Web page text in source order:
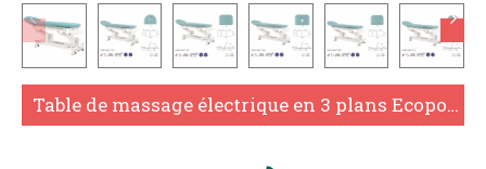
Table de massage électrique en 3 plans Ecopostural C5510